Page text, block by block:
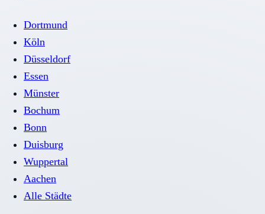
Dortmund
Köln
Düsseldorf
Essen
Münster
Bochum
Bonn
Duisburg
Wuppertal
Aachen
Alle Städte